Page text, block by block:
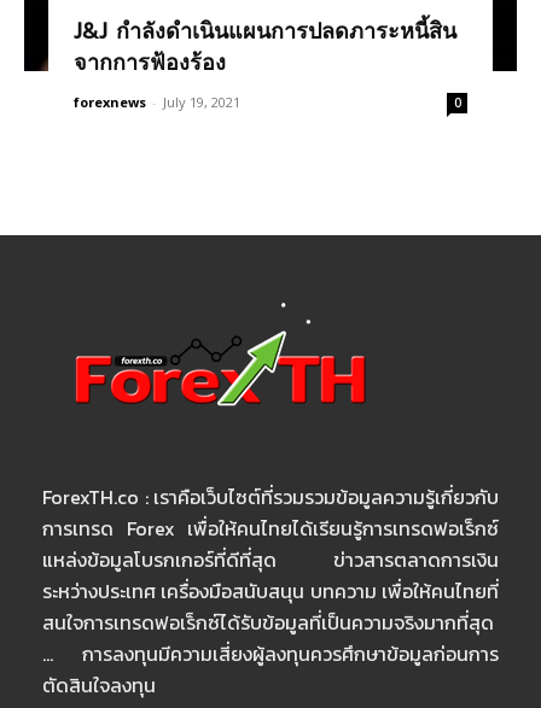
J&J กำลังดำเนินแผนการปลดภาระหนี้สิน
จากการฟ้องร้อง
forexnews - July 19, 2021 0
ForexTH.co : เราคือเว็บไซต์ที่รวมรวมข้อมูลความรู้เกี่ยวกับ
การเทรด Forex เพื่อให้คนไทยได้เรียนรู้การเทรดฟอเร็กซ์
แหล่งข้อมูลโบรกเกอร์ที่ดีที่สุด ข่าวสารตลาดการเงิน
ระหว่างประเทศ เครื่องมือสนับสนุน บทความ เพื่อให้คนไทยที่
สนใจการเทรดฟอเร็กซ์ได้รับข้อมูลที่เป็นความจริงมากที่สุด
… การลงทุนมีความเสี่ยงผู้ลงทุนควรศึกษาข้อมูลก่อนการ
ตัดสินใจลงทุน